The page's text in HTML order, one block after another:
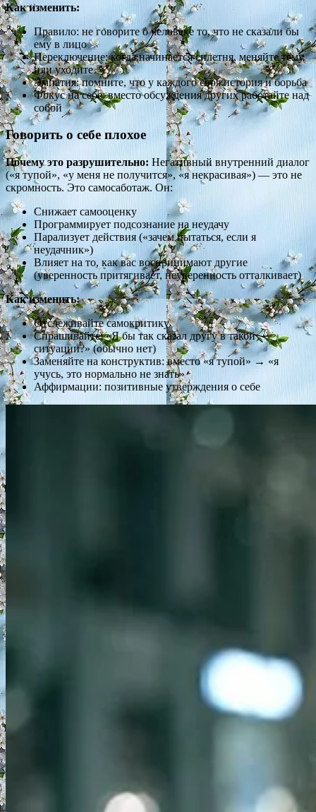
Как изменить:
Правило: не говорите о человеке то, что не сказали бы
ему в лицо
Переключение: когда начинается сплетня, меняйте тему
или уходите
Эмпатия: помните, что у каждого своя история и борьба
Фокус на себе: вместо обсуждения других работайте над
собой
Говорить о себе плохое
Почему это разрушительно: Негативный внутренний диалог
(«я тупой», «у меня не получится», «я некрасивая») — это не
скромность. Это самосаботаж. Он:
Снижает самооценку
Программирует подсознание на неудачу
Парализует действия («зачем пытаться, если я
неудачник»)
Влияет на то, как вас воспринимают другие
(уверенность притягивает, неуверенность отталкивает)
Как изменить:
Отслеживайте самокритику
Спрашивайте: «Я бы так сказал другу в такой
ситуации?» (обычно нет)
Заменяйте на конструктив: вместо «я тупой» → «я
учусь, это нормально не знать»
Аффирмации: позитивные утверждения о себе